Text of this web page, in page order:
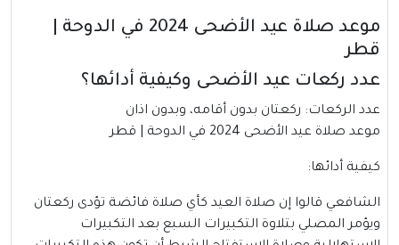
موعد صلاة عيد الأضحى 2024 في الدوحة |
قطر
عدد ركعات عيد الأضحى وكيفية أدائها؟
عدد الركعات: ركعتان بدون أقامه، وبدون اذان
موعد صلاة عيد الأضحى 2024 في الدوحة | قطر
كيفية أدائها:
الشافعي قالوا إن صلاة العيد كأي صلاة فائضة تؤدى ركعتان
ويؤمر المصلي بتلاوة التكبيرات السبع بعد التكبيرات